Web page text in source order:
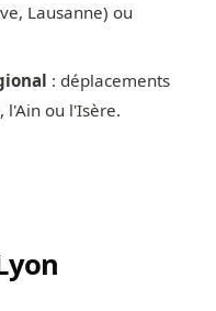
Lausanne) ou
: déplacements
l'Ain ou l'Isère.